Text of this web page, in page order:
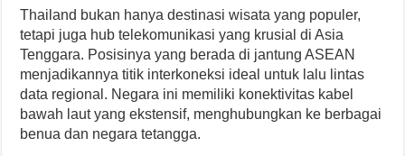
Thailand bukan hanya destinasi wisata yang populer,
tetapi juga hub telekomunikasi yang krusial di Asia
Tenggara. Posisinya yang berada di jantung ASEAN
menjadikannya titik interkoneksi ideal untuk lalu lintas
data regional. Negara ini memiliki konektivitas kabel
bawah laut yang ekstensif, menghubungkan ke berbagai
benua dan negara tetangga.